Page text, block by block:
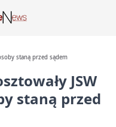
staną przed sądem
JSW
staną przed